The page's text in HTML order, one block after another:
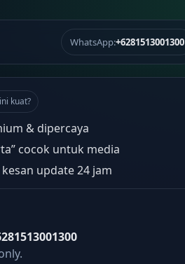
WhatsApp:+6281513001300
kuat?
& dipercaya
cocok untuk media
update 24 jam